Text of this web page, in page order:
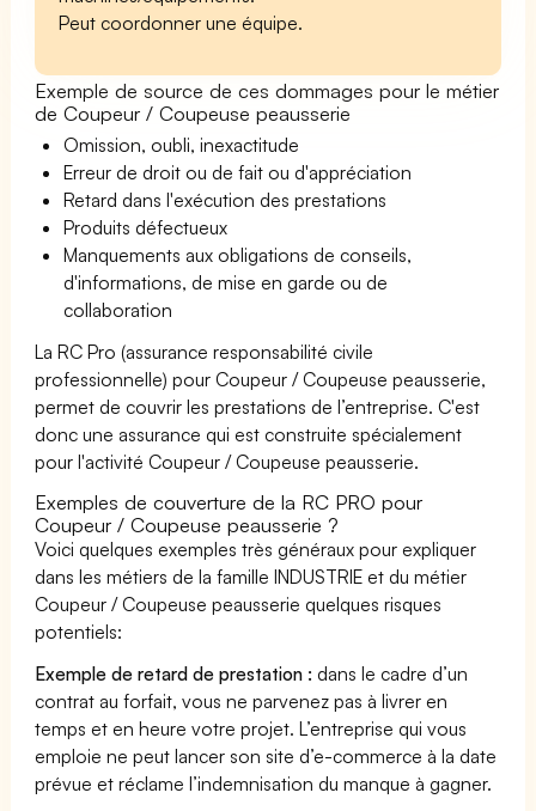
Peut coordonner une équipe.
Exemple de source de ces dommages pour le métier
de Coupeur / Coupeuse peausserie
Omission, oubli, inexactitude
Erreur de droit ou de fait ou d'appréciation
Retard dans l'exécution des prestations
Produits défectueux
Manquements aux obligations de conseils,
d'informations, de mise en garde ou de
collaboration
La RC Pro (assurance responsabilité civile
professionnelle) pour Coupeur / Coupeuse peausserie,
permet de couvrir les prestations de l’entreprise. C'est
donc une assurance qui est construite spécialement
pour l'activité Coupeur / Coupeuse peausserie.
Exemples de couverture de la RC PRO pour
Coupeur / Coupeuse peausserie ?
Voici quelques exemples très généraux pour expliquer
dans les métiers de la famille INDUSTRIE et du métier
Coupeur / Coupeuse peausserie quelques risques
potentiels:
Exemple de retard de prestation : dans le cadre d’un
contrat au forfait, vous ne parvenez pas à livrer en
temps et en heure votre projet. L’entreprise qui vous
emploie ne peut lancer son site d’e-commerce à la date
prévue et réclame l’indemnisation du manque à gagner.